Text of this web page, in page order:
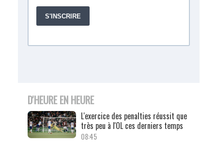
D'HEURE EN HEURE
L'exercice des penalties réussit que
très peu à l'OL ces derniers temps
08:45